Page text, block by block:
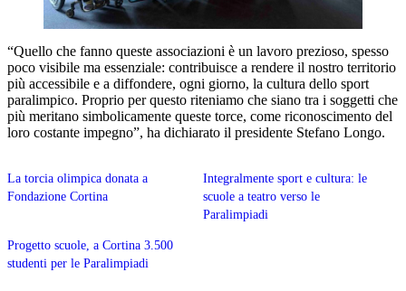
“Quello che fanno queste associazioni è un lavoro prezioso, spesso
poco visibile ma essenziale: contribuisce a rendere il nostro territorio
più accessibile e a diffondere, ogni giorno, la cultura dello sport
paralimpico. Proprio per questo riteniamo che siano tra i soggetti che
più meritano simbolicamente queste torce, come riconoscimento del
loro costante impegno”, ha dichiarato il presidente Stefano Longo.
La torcia olimpica donata a
Fondazione Cortina
Integralmente sport e cultura: le
scuole a teatro verso le
Paralimpiadi
Progetto scuole, a Cortina 3.500
studenti per le Paralimpiadi